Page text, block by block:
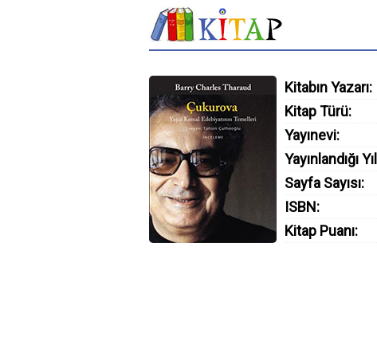
Kitabın Yazarı:
Kitap Türü:
Yayınevi:
Yayınlandığı
Sayfa Sayısı:
ISBN:
Kitap Puanı: